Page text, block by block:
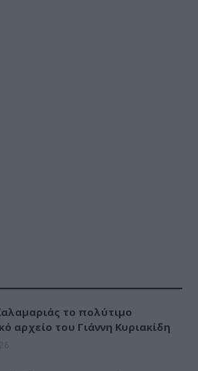
το πολύτιμο
αρχείο του Γιάννη Κυριακίδη